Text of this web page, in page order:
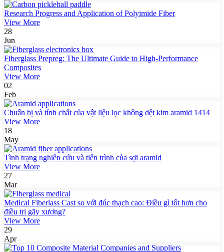
Research Progress and Application of Polyimide Fiber
View More
28
Jun
Fiberglass Prepreg: The Ultimate Guide to High-Performance
Composites
View More
02
Feb
Chuẩn bị và tính chất của vật liệu lọc không dệt kim aramid 1414
View More
18
May
Tình trạng nghiên cứu và tiến trình của sợi aramid
View More
27
Mar
Medical Fiberlass Cast so với đúc thạch cao: Điều gì tốt hơn cho
điều trị gãy xương?
View More
29
Apr